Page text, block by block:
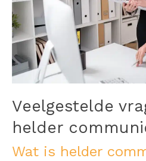
Veelgestelde
helder
Wat is helder